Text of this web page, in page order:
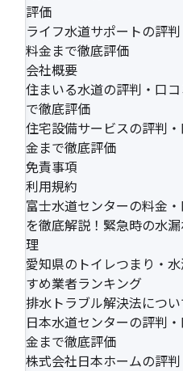
評価
ライフ水道サポートの評
料金まで徹底評価
会社概要
住まいる水道の評判・口
で徹底評価
住宅設備サービスの評判
金まで徹底評価
免責事項
利用規約
富士水道センターの料金
を徹底解説！緊急時の水
理
愛知県のトイレつまり・
すめ業者ランキング
排水トラブル解決法につい
日本水道センターの評判
金まで徹底評価
株式会社日本ホームの評